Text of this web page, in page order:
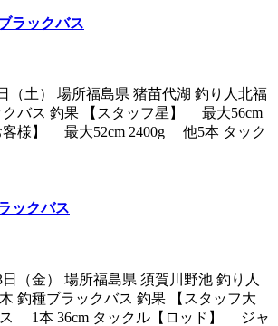
ラックバス
（土） 場所福島県 猪苗代湖 釣り人北福
クバス 釣果 【スタッフ星】 最大56cm
様】 最大52cm 2400g 他5本 タック
ックバス
（金） 場所福島県 須賀川野池 釣り人
釣種ブラックバス 釣果 【スタッフ大
1本 36cm タックル【ロッド】 ジャ